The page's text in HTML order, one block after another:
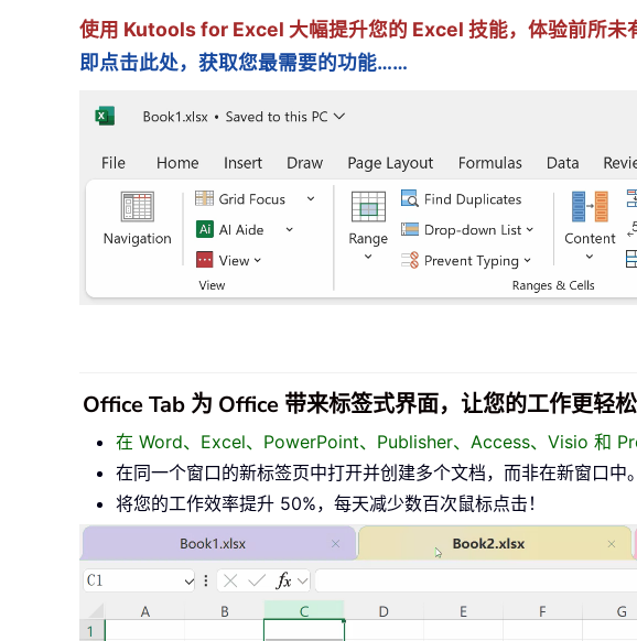
使用 Kutools for Excel 大幅提升您的 Excel 技能，体验前所未
即点击此处，获取您最需要的功能……
Office Tab 为 Office 带来标签式界面，让您的工作更轻松
在 Word、Excel、PowerPoint、Publisher、Access、Visio 和
在同一个窗口的新标签页中打开并创建多个文档，而非在新窗口中。
将您的工作效率提升 50%，每天减少数百次鼠标点击！